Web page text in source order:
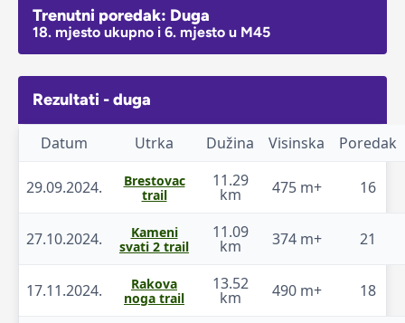
Trenutni poredak: Duga
18. mjesto ukupno i 6. mjesto u M45
Rezultati - duga
Datum Utrka Dužina Visinska Poredak
29.09.2024.
Brestovac
trail
11.29
km 475 m+ 16
27.10.2024.
Kameni
svati 2 trail
11.09
km 374 m+ 21
17.11.2024.
Rakova
noga trail
13.52
km 490 m+ 18